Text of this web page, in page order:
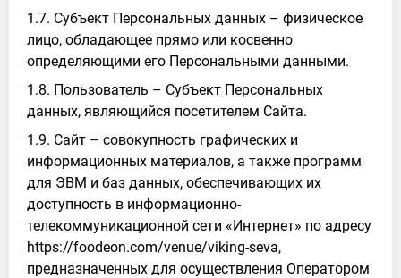
1.7. Субъект Персональных данных – физическое
лицо, обладающее прямо или косвенно
определяющими его Персональными данными.
1.8. Пользователь – Субъект Персональных
данных, являющийся посетителем Сайта.
1.9. Сайт – совокупность графических и
информационных материалов, а также программ
для ЭВМ и баз данных, обеспечивающих их
доступность в информационно-
телекоммуникационной сети «Интернет» по адресу
https://foodeon.com/venue/viking-seva,
предназначенных для осуществления Оператором